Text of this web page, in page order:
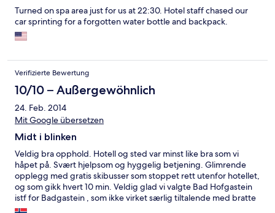
Turned on spa area just for us at 22:30. Hotel staff chased our
car sprinting for a forgotten water bottle and backpack.
Verifizierte Bewertung
10/10 – Außergewöhnlich
24. Feb. 2014
Mit Google übersetzen
Midt i blinken
Veldig bra opphold. Hotell og sted var minst like bra som vi
håpet på. Svært hjelpsom og hyggelig betjening. Glimrende
opplegg med gratis skibusser som stoppet rett utenfor hotellet,
og som gikk hvert 10 min. Veldig glad vi valgte Bad Hofgastein
istf for Badgastein , som ikke virket særlig tiltalende med bratte
trapper og slitte hoteller.